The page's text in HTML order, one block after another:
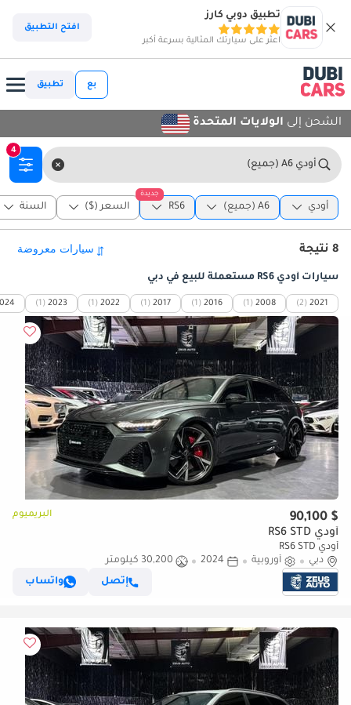
تطبيق دوبي كارز
اعثر على سيارتك المثالية بسرعة أكبر
افتح التطبيق
بع تطبيق
الشحن إلى الولايات المتحدة
أودي A6 (جميع)
4
أودي A6 (جميع)
جديدة
RS6 السعر ($) السنة
8 نتيجة
سيارات أودي RS6 مستعملة للبيع في دبي
2021
(2)
2008
(1)
2016
(1)
2017
(1)
2022
(1)
2023
(1)
$ 90,100 البريميوم
أودي RS6 STD
أودي RS6 STD
دبي
أوروبية 2024
30,200 كيلومتر
إتصل
واتساب